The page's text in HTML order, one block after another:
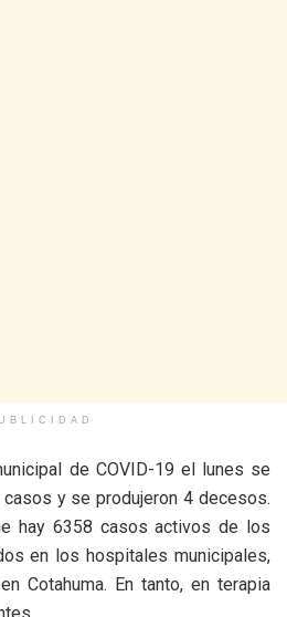
de COVID-19 el lunes se
y se produjeron 4 decesos.
hay 6358 casos activos de los
en los hospitales municipales,
Cotahuma. En tanto, en terapia